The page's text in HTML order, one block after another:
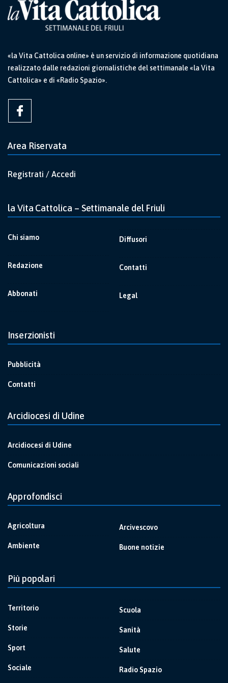
«la Vita Cattolica online» è un servizio di informazione quotidiana
realizzato dalle redazioni giornalistiche del settimanale «la Vita
Cattolica» e di «Radio Spazio».
Area Riservata
Registrati / Accedi
la Vita Cattolica – Settimanale del Friuli
Chi siamo
Redazione
Abbonati
Diffusori
Contatti
Legal
Inserzionisti
Pubblicità
Contatti
Arcidiocesi di Udine
Arcidiocesi di Udine
Comunicazioni sociali
Approfondisci
Agricoltura
Ambiente
Arcivescovo
Buone notizie
Più popolari
Territorio
Storie
Sport
Sociale
Scuola
Sanità
Salute
Radio Spazio